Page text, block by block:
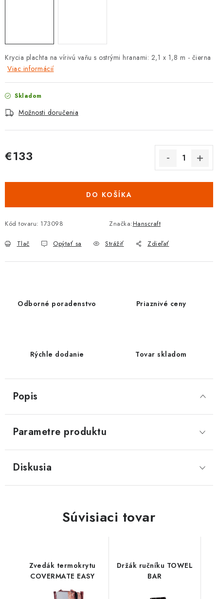
Spôsob dopravy a platby
Moja objednávka
Krycia plachta na vírivú vaňu s ostrými hranami: 2,1 x 1,8 m - čierna
Viac informácií
Skladom
Možnosti doručenia
€133
DO KOŠÍKA
Kód tovaru: 173098 Značka:Hanscraft
Tlač Opýtať sa Strážiť Zdieľať
Odborné poradenstvo Priaznivé ceny
Rýchle dodanie Tovar skladom
Popis
Parametre produktu
Diskusia
Súvisiaci tovar
Zvedák termokrytu
COVERMATE EASY
Držák ručníku TOWEL
BAR